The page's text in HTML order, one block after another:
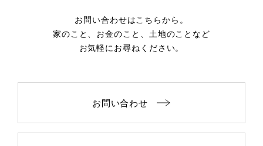
お問い合わせはこちらから。
家のこと、お金のこと、土地のことなど
お気軽にお尋ねください。
お問い合わせ